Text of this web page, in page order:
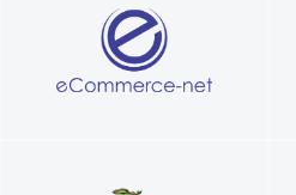
Sua loja virtual completa, feita por
especialistas.